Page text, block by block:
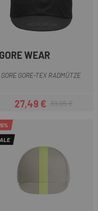
GORE WEAR
GORE GORE-TEX RADMÜTZE
Preis
27,49 €Regulärer Preis
39,95 €